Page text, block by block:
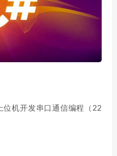
机开发串口通信编程（22